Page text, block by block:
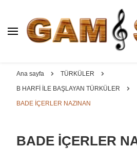
BAĞLAMA
YAPRAK ||
ÖZEL
Padok, Kompozit, Mat, Divan,
Oyma ve yaprak sazlar,
Ana sayfa TÜRKÜLER
B HARFİ İLE BAŞLAYAN TÜRKÜLER
BADE İÇERLER NAZINAN
BADE İÇERLER